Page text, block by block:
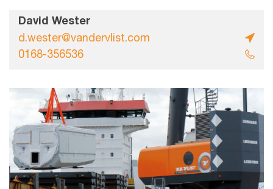
David Wester
d.wester@vandervlist.com
0168-356536